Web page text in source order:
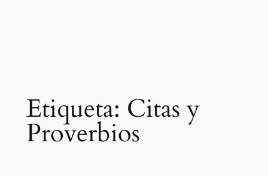
Etiqueta: Citas y
Proverbios